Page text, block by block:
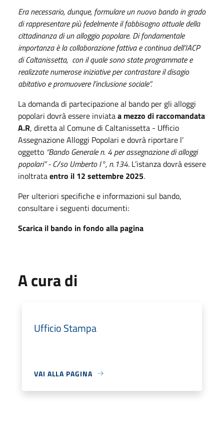
Era necessario, dunque, formulare un nuovo bando in grado
di rappresentare più fedelmente il fabbisogno attuale della
cittadinanza di un alloggio popolare. Di fondamentale
importanza è la collaborazione fattiva e continua dell’IACP
di Caltanissetta, con il quale sono state programmate e
realizzate numerose iniziative per contrastare il disagio
abitativo e promuovere l’inclusione sociale”.
La domanda di partecipazione al bando per gli alloggi
popolari dovrà essere inviataa mezzo di raccomandata
A.R, diretta al Comune di Caltanissetta - Ufficio
Assegnazione Alloggi Popolari e dovrà riportare l’
oggetto “Bando Generale n. 4 per assegnazione di alloggi
popolari” - C/so Umberto I°, n.134. L’istanza dovrà essere
inoltrataentro il 12 settembre 2025.
Per ulteriori specifiche e informazioni sul bando,
consultare i seguenti documenti:
Scarica il bando in fondo alla pagina
A cura di
Ufficio Stampa
VAI ALLA PAGINA